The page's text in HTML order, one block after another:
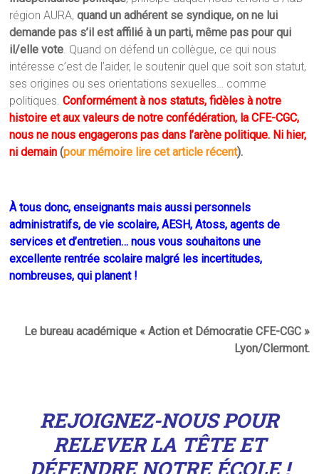
région AURA,quand un adhérent se syndique, on ne lui
demande pas s’il est affilié à un parti, même pas pour qui
il/elle vote. Quand on défend un collègue, ce qui nous
intéresse c’est de l’aider, le soutenir quel que soit son statut,
ses origines ou ses orientations sexuelles… comme
politiques.Conformément à nos statuts, fidèles à notre
histoire et aux valeurs de notre confédération, la CFE-CGC,
nous ne nous engagerons pas dans l’arène politique. Ni hier,
ni demain (pour mémoire lire cet article récent).
À tous donc, enseignants mais aussi personnels
administratifs, de vie scolaire, AESH, Atoss, agents de
services et d’entretien… nous vous souhaitons une
excellente rentrée scolaire malgré les incertitudes,
nombreuses, qui planent !
Le bureau académique « Action et Démocratie CFE-CGC »
Lyon/Clermont.
REJOIGNEZ-NOUS POUR
RELEVER LA TÊTE ET